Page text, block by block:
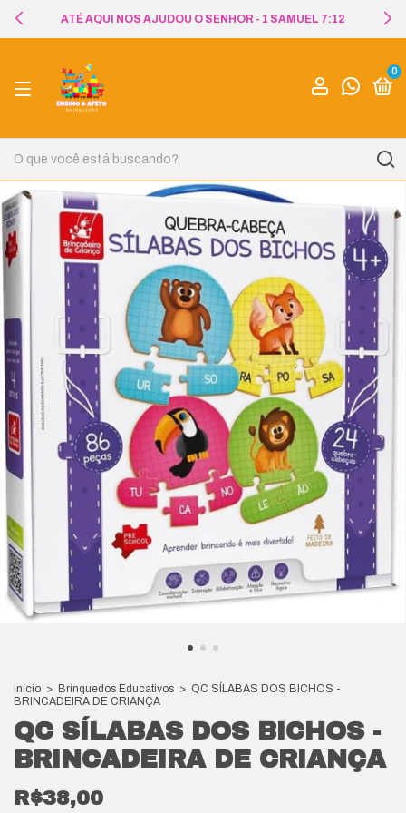
ATÉ AQUI NOS AJUDOU O SENHOR - 1 SAMUEL 7:12
0
Início > Brinquedos Educativos > QC SÍLABAS DOS BICHOS -
BRINCADEIRA DE CRIANÇA
QC SÍLABAS DOS BICHOS -
BRINCADEIRA DE CRIANÇA
R$38,00